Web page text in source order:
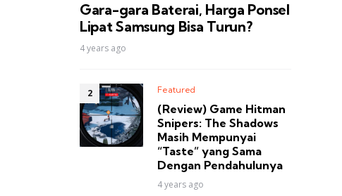
Gara-gara Baterai, Harga Ponsel
Lipat Samsung Bisa Turun?
4 years ago
Featured
(Review) Game Hitman
Snipers: The Shadows
Masih Mempunyai
“Taste” yang Sama
Dengan Pendahulunya
4 years ago